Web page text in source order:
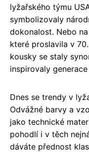
lyžařského týmu
symbolizovaly
dokonalost. Nebo
které proslavila v
kousky se staly
inspirovaly
Dnes se trendy v
Odvážné barvy a
jako technické
pohodlí i v těch
dáváte přednost